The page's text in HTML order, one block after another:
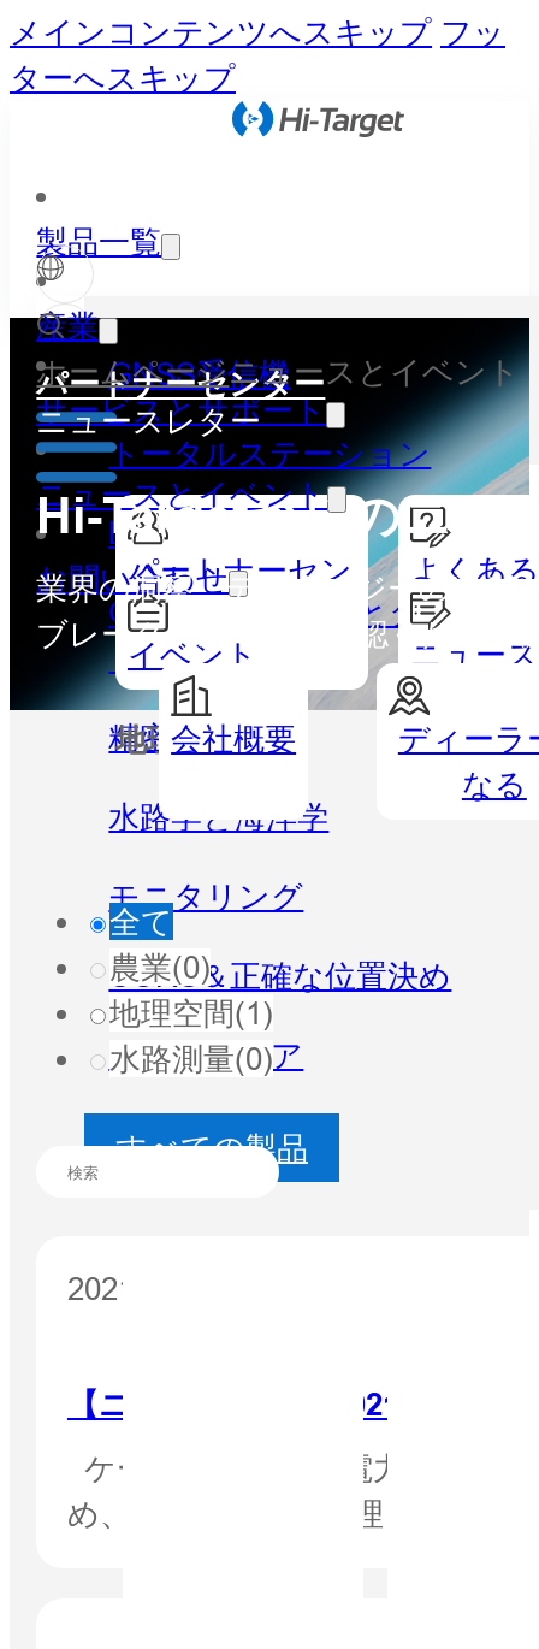
メインコンテンツへスキップ フッ
ターへスキップ
製品一覧
GNSS受信機
トータルステーション
LiDAR
GISハンドヘルドとタブレッ
ト
精密農業
水路学と海洋学
モニタリング
CORS＆正確な位置決め
ソフトウェア
すべての製品
産業
地理空間 水路
サービスとサポート
パートナーセン
ター
よくあ
ニュースとイベント
イベント ニュース
お問い合わせ
会社概要
ディーラ
なる
パートナーセンター
ホームページニュースとイベント
ニュースレター
Hi-Targetからのニュ
業界の洞察、テクノロジーの進歩
ブレークスルーをご確認ください
全て
農業(0)
地理空間(1)
水路測量(0)
2021年4月15日
【ニュースレター 2021年4月号
ケーススタディ：電力システ
め、重要な資産を管理し、人員